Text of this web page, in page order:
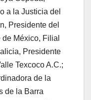
a la Justicia del
Presidente del
México, Filial
Presidente
Texcoco A.C.;
de la
de la Barra